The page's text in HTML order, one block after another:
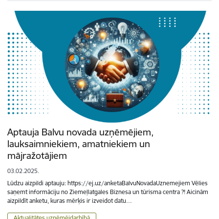
Aptauja Balvu novada uzņēmējiem,
lauksaimniekiem, amatniekiem un
mājražotājiem
03.02.2025.
Lūdzu aizpildi aptauju: https://ej.uz/anketaBalvuNovadaUznemejiem Vēlies
saņemt informāciju no Ziemeļlatgales Biznesa un tūrisma centra ?! Aicinām
aizpildīt anketu, kuras mērķis ir izveidot datu…